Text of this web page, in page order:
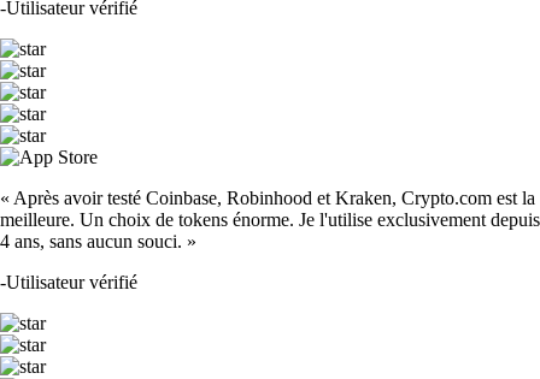
-Utilisateur vérifié
« Après avoir testé Coinbase, Robinhood et Kraken, Crypto.com est la
meilleure. Un choix de tokens énorme. Je l'utilise exclusivement depuis
4 ans, sans aucun souci. »
-Utilisateur vérifié